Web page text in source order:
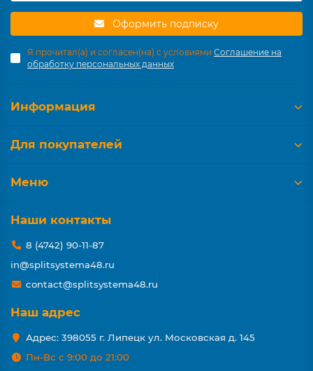
Оформить подписку
Я прочитал(а) и согласен(на) с условиями Соглашение на
обработку персональных данных
Информация
Для покупателей
Меню
Наши контакты
8 (4742) 90-11-87
in@splitsystema48.ru
contact@splitsystema48.ru
Наш адрес
Адрес: 398055 г. Липецк ул. Московская д. 145
Пн-Вс с 9:00 до 21:00